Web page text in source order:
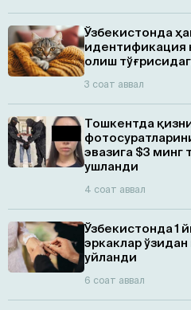
Ўзбекистонда
идентификация
олиш
3 соат аввал
Тошкентда
эвазига $3 минг
ушланди
4 соат аввал
Ўзбекистонда 1
эркаклар
уйланди
6 соат аввал